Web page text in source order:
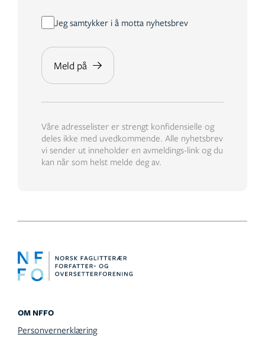
OM NFFO
Personvernerklæring
Jeg samtykker i å motta nyhetsbrev
Våre adresselister er strengt konfidensielle og
deles ikke med uvedkommende. Alle nyhetsbrev
vi sender ut inneholder en avmeldings-link og du
kan når som helst melde deg av.